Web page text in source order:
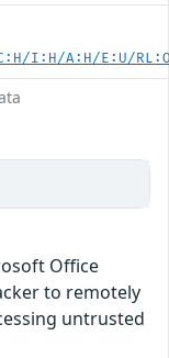
I:H/A:H/E:U/
Office
to remotely
untrusted